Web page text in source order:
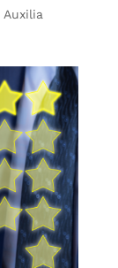
Auxilia